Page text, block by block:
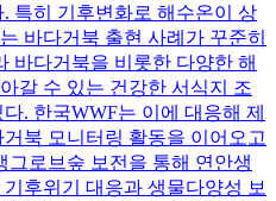
특히 기후변화로 해수온이 상
바다거북 출현 사례가 꾸준히
바다거북을 비롯한 다양한 해
갈 수 있는 건강한 서식지 조
. 한국WWF는 이에 대응해 제
북 모니터링 활동을 이어오고
그로브숲 보전을 통해 연안생
후위기 대응과 생물다양성 보